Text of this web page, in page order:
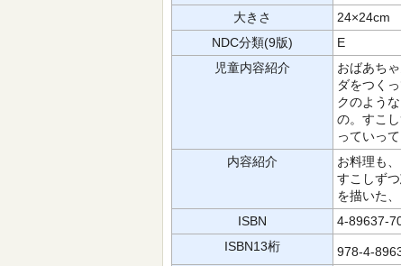
大きさ
24×24cm
NDC分類(9版)
E
児童内容紹介
おばあち
ダをつく
クのよう
の。すこ
っていっ
内容紹介
お料理も
すこしず
を描いた
ISBN
4-89637-
ISBN13桁
978-4-